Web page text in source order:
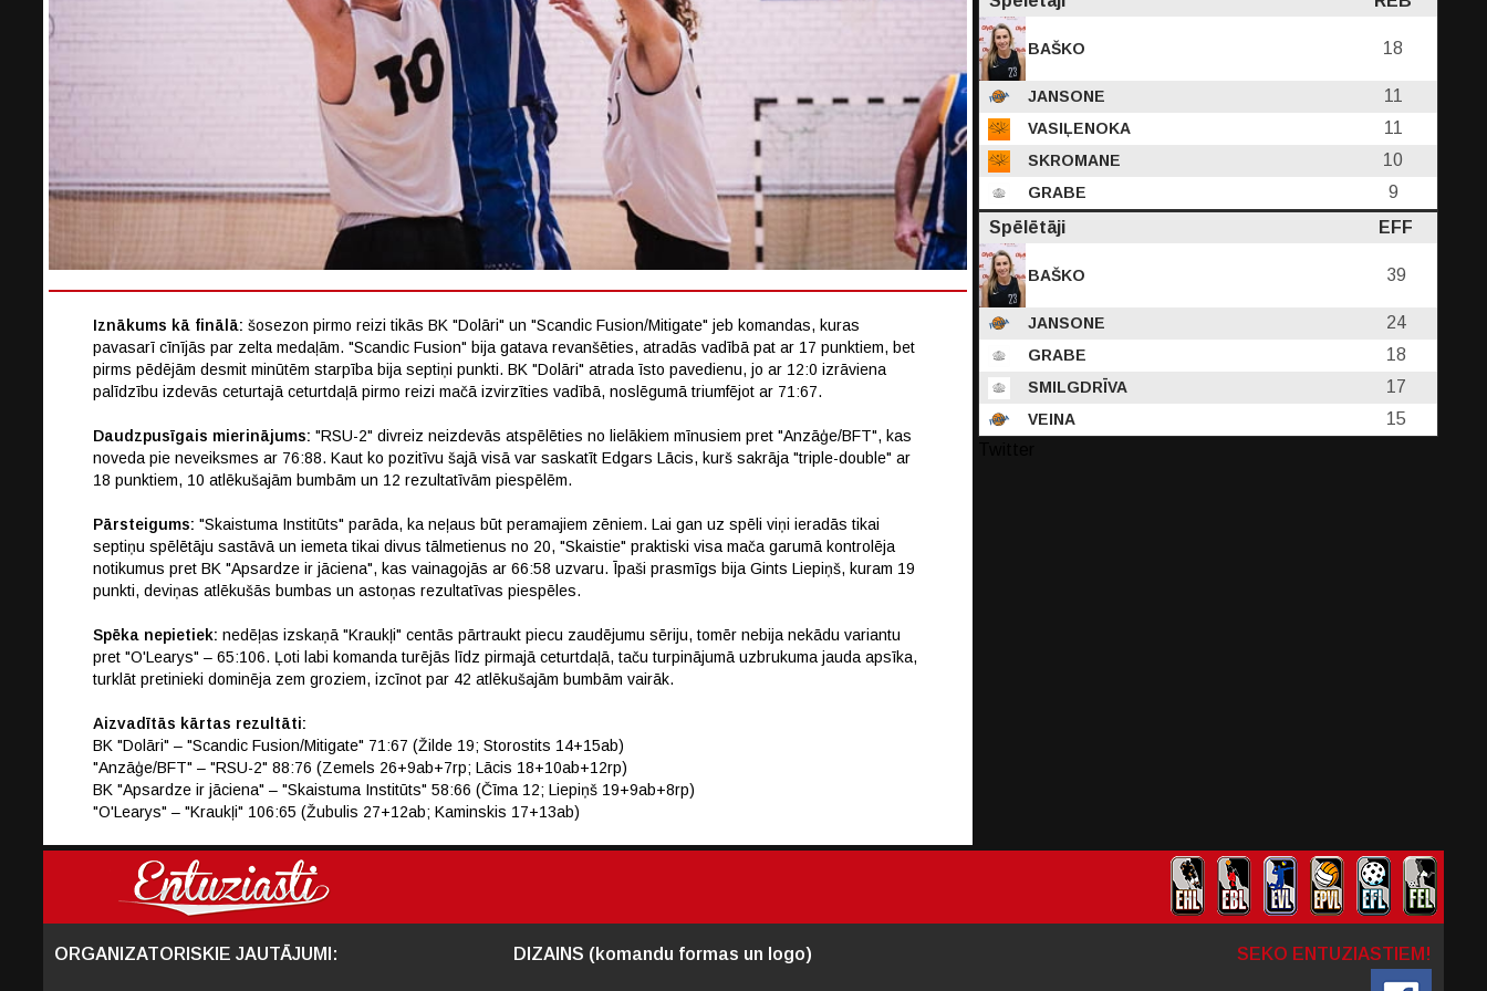
Iznākums kā finālā: šosezon pirmo reizi tikās BK "Dolāri" un "Scandic Fusion/Mitigate" jeb komandas, kuras
pavasarī cīnījās par zelta medaļām. "Scandic Fusion" bija gatava revanšēties, atradās vadībā pat ar 17 punktiem, bet
pirms pēdējām desmit minūtēm starpība bija septiņi punkti. BK "Dolāri" atrada īsto pavedienu, jo ar 12:0 izrāviena
palīdzību izdevās ceturtajā ceturtdaļā pirmo reizi mačā izvirzīties vadībā, noslēgumā triumfējot ar 71:67.
Daudzpusīgais mierinājums: "RSU-2" divreiz neizdevās atspēlēties no lielākiem mīnusiem pret "Anzāģe/BFT", kas
noveda pie neveiksmes ar 76:88. Kaut ko pozitīvu šajā visā var saskatīt Edgars Lācis, kurš sakrāja "triple-double" ar
18 punktiem, 10 atlēkušajām bumbām un 12 rezultatīvām piespēlēm.
Pārsteigums: "Skaistuma Institūts" parāda, ka neļaus būt peramajiem zēniem. Lai gan uz spēli viņi ieradās tikai
septiņu spēlētāju sastāvā un iemeta tikai divus tālmetienus no 20, "Skaistie" praktiski visa mača garumā kontrolēja
notikumus pret BK "Apsardze ir jāciena", kas vainagojās ar 66:58 uzvaru. Īpaši prasmīgs bija Gints Liepiņš, kuram 19
punkti, deviņas atlēkušās bumbas un astoņas rezultatīvas piespēles.
Spēka nepietiek: nedēļas izskaņā "Kraukļi" centās pārtraukt piecu zaudējumu sēriju, tomēr nebija nekādu variantu
pret "O'Learys" – 65:106. Ļoti labi komanda turējās līdz pirmajā ceturtdaļā, taču turpinājumā uzbrukuma jauda apsīka,
turklāt pretinieki dominēja zem groziem, izcīnot par 42 atlēkušajām bumbām vairāk.
Aizvadītās kārtas rezultāti:
BK "Dolāri" – "Scandic Fusion/Mitigate" 71:67 (Žilde 19; Storostits 14+15ab)
"Anzāģe/BFT" – "RSU-2" 88:76 (Zemels 26+9ab+7rp; Lācis 18+10ab+12rp)
BK "Apsardze ir jāciena" – "Skaistuma Institūts" 58:66 (Čīma 12; Liepiņš 19+9ab+8rp)
"O'Learys" – "Kraukļi" 106:65 (Žubulis 27+12ab; Kaminskis 17+13ab)
BAŠKO 18
JANSONE 11
VASIĻENOKA 11
SKROMANE 10
GRABE
9
Spēlētāji
EFF
BAŠKO 39
JANSONE 24
GRABE 18
SMILGDRĪVA 17
VEINA
15
ORGANIZATORISKIE JAUTĀJUMI: DIZAINS (komandu formas un logo) SEKO ENTUZIASTIEM!